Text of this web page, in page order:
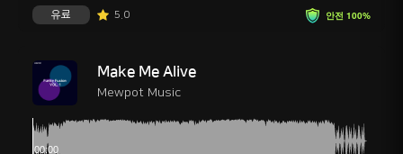
안전 100%
유료 5.0
Make Me Alive
Mewpot Music